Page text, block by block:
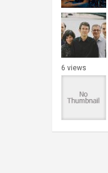
6 views